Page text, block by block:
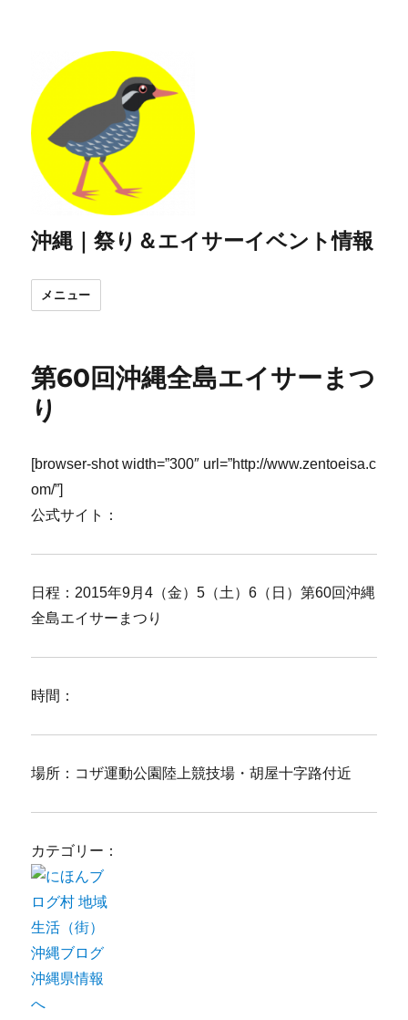
沖縄｜祭り＆エイサーイベント情報
メニュー
第60回沖縄全島エイサーまつ
り
[browser-shot width=”300″ url=”http://www.zentoeisa.c
om/”]
公式サイト：
日程：2015年9月4（金）5（土）6（日）第60回沖縄
全島エイサーまつり
時間：
場所：コザ運動公園陸上競技場・胡屋十字路付近
カテゴリー：